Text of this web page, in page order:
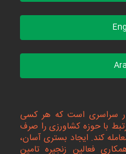
سراسری است که هر کسی
با حوزه کشاورزی را صرف
کند. ایجاد بستری آسان،
فعالین زنجیره تامین